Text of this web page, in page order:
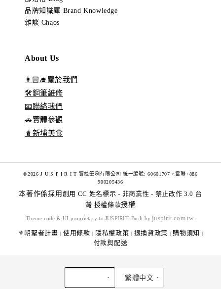
品牌知識庫 Brand Knowledge
雜談 Chaos
About Us
👩🏻‍🎓關於我們
🛠️鋼筆維修
📧聯絡我們
🚗實體參觀
🧋新埔美食
©2026 J U S P I R I T 賈絲筆咧有限公司 統一編號: 60601707。電聯+886
900205436
本著作係採用 創用 CC 姓名標示 - 非商業性 - 禁止改作 3.0 台
灣 授權條款授權
Theme code & UI proprietary to JUSPIRIT. Built by juspirit.com.tw
⚜️朝聖者計畫 | 使用條款 | 隱私權政策 | 退換貨政策 | 購物須知 |
付款與配送